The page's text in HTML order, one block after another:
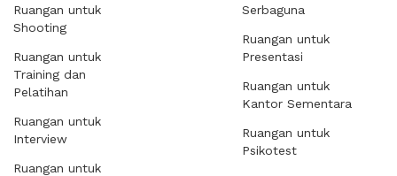
Ruangan untuk
Shooting
Ruangan untuk
Training dan
Pelatihan
Ruangan untuk
Interview
Ruangan untuk
Serbaguna
Ruangan untuk
Presentasi
Ruangan untuk
Kantor Sementara
Ruangan untuk
Psikotest